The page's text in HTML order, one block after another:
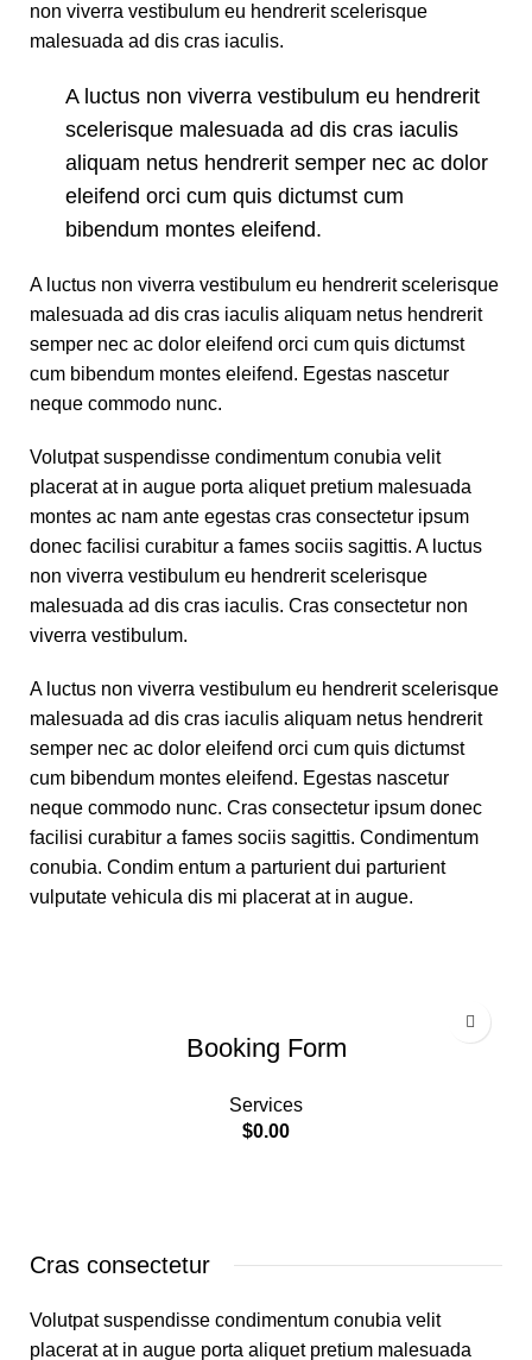
non viverra vestibulum eu hendrerit scelerisque
malesuada ad dis cras iaculis.
A luctus non viverra vestibulum eu hendrerit
scelerisque malesuada ad dis cras iaculis
aliquam netus hendrerit semper nec ac dolor
eleifend orci cum quis dictumst cum
bibendum montes eleifend.
A luctus non viverra vestibulum eu hendrerit scelerisque
malesuada ad dis cras iaculis aliquam netus hendrerit
semper nec ac dolor eleifend orci cum quis dictumst
cum bibendum montes eleifend. Egestas nascetur
neque commodo nunc.
Volutpat suspendisse condimentum conubia velit
placerat at in augue porta aliquet pretium malesuada
montes ac nam ante egestas cras consectetur ipsum
donec facilisi curabitur a fames sociis sagittis. A luctus
non viverra vestibulum eu hendrerit scelerisque
malesuada ad dis cras iaculis. Cras consectetur non
viverra vestibulum.
A luctus non viverra vestibulum eu hendrerit scelerisque
malesuada ad dis cras iaculis aliquam netus hendrerit
semper nec ac dolor eleifend orci cum quis dictumst
cum bibendum montes eleifend. Egestas nascetur
neque commodo nunc. Cras consectetur ipsum donec
facilisi curabitur a fames sociis sagittis. Condimentum
conubia. Condim entum a parturient dui parturient
vulputate vehicula dis mi placerat at in augue.
Booking Form
Services
$0.00
Cras consectetur
Volutpat suspendisse condimentum conubia velit
placerat at in augue porta aliquet pretium malesuada